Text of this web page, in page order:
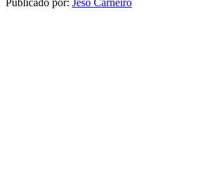
Publicado por: Jeso Carneiro